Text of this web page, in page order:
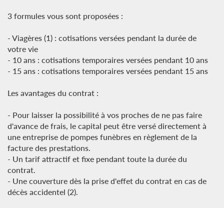
3 formules vous sont proposées :
- Viagères (1) : cotisations versées pendant la durée de
votre vie
- 10 ans : cotisations temporaires versées pendant 10 ans
- 15 ans : cotisations temporaires versées pendant 15 ans
Les avantages du contrat :
- Pour laisser la possibilité à vos proches de ne pas faire
d'avance de frais, le capital peut être versé directement à
une entreprise de pompes funèbres en règlement de la
facture des prestations.
- Un tarif attractif et fixe pendant toute la durée du
contrat.
- Une couverture dès la prise d'effet du contrat en cas de
décès accidentel (2).